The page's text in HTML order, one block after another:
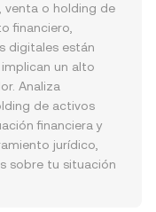
venta o holding de
financiero,
digitales están
un alto
Analiza
de activos
financiera y
jurídico,
sobre tu situación